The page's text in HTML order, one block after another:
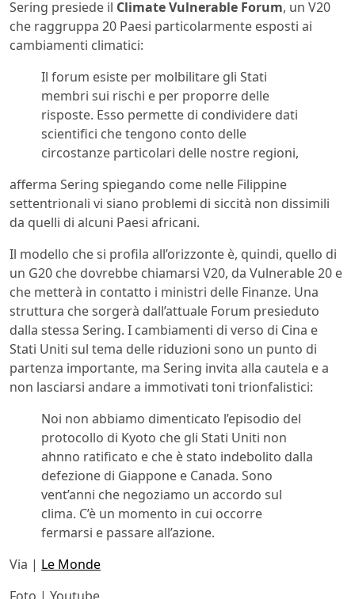
Sering presiede il Climate Vulnerable Forum, un V20
che raggruppa 20 Paesi particolarmente esposti ai
cambiamenti climatici:
Il forum esiste per molbilitare gli Stati
membri sui rischi e per proporre delle
risposte. Esso permette di condividere dati
scientifici che tengono conto delle
circostanze particolari delle nostre regioni,
afferma Sering spiegando come nelle Filippine
settentrionali vi siano problemi di siccità non dissimili
da quelli di alcuni Paesi africani.
Il modello che si profila all’orizzonte è, quindi, quello di
un G20 che dovrebbe chiamarsi V20, da Vulnerable 20 e
che metterà in contatto i ministri delle Finanze. Una
struttura che sorgerà dall’attuale Forum presieduto
dalla stessa Sering. I cambiamenti di verso di Cina e
Stati Uniti sul tema delle riduzioni sono un punto di
partenza importante, ma Sering invita alla cautela e a
non lasciarsi andare a immotivati toni trionfalistici:
Noi non abbiamo dimenticato l’episodio del
protocollo di Kyoto che gli Stati Uniti non
ahnno ratificato e che è stato indebolito dalla
defezione di Giappone e Canada. Sono
vent’anni che negoziamo un accordo sul
clima. C’è un momento in cui occorre
fermarsi e passare all’azione.
Via | Le Monde